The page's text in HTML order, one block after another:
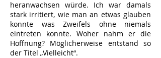
heranwachsen würde. Ich war damals
stark irritiert, wie man an etwas glauben
konnte was Zweifels ohne niemals
eintreten konnte. Woher nahm er die
Hoffnung? Möglicherweise entstand so
der Titel „Vielleicht“.